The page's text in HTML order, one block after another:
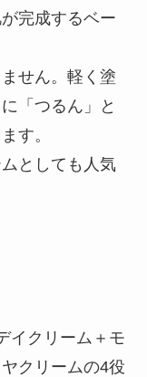
完成するベー
せん。軽く塗
「つるん」と
す。
としても人気
イクリーム＋モ
クリームの4役